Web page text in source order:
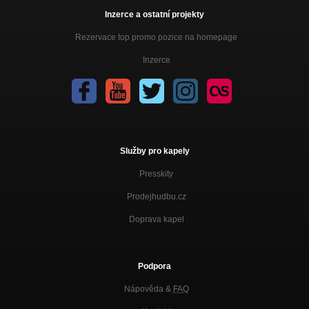
Inzerce a ostatní projekty
Rezervace top promo pozice na homepage
Inzerce
Služby pro kapely
Presskity
Prodejhudbu.cz
Doprava kapel
Podpora
Nápověda & FAQ